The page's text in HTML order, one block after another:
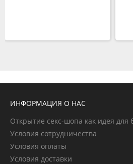
ИНФОРМАЦИЯ О НАС
Открытие секс-шопа как идея для
Условия сотрудничества
Условия оплаты
Условия доставки